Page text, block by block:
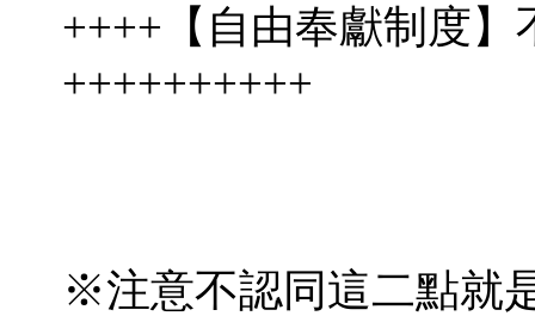
++++【自由奉獻制度
++++++++++
※注意不認同這二點就